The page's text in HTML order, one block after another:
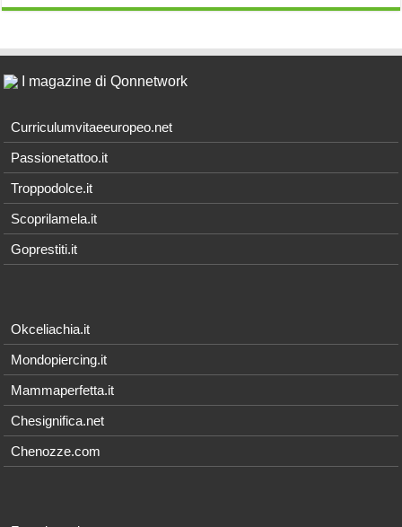
I magazine di Qonnetwork
Curriculumvitaeeuropeo.net
Passionetattoo.it
Troppodolce.it
Scoprilamela.it
Goprestiti.it
Okceliachia.it
Mondopiercing.it
Mammaperfetta.it
Chesignifica.net
Chenozze.com